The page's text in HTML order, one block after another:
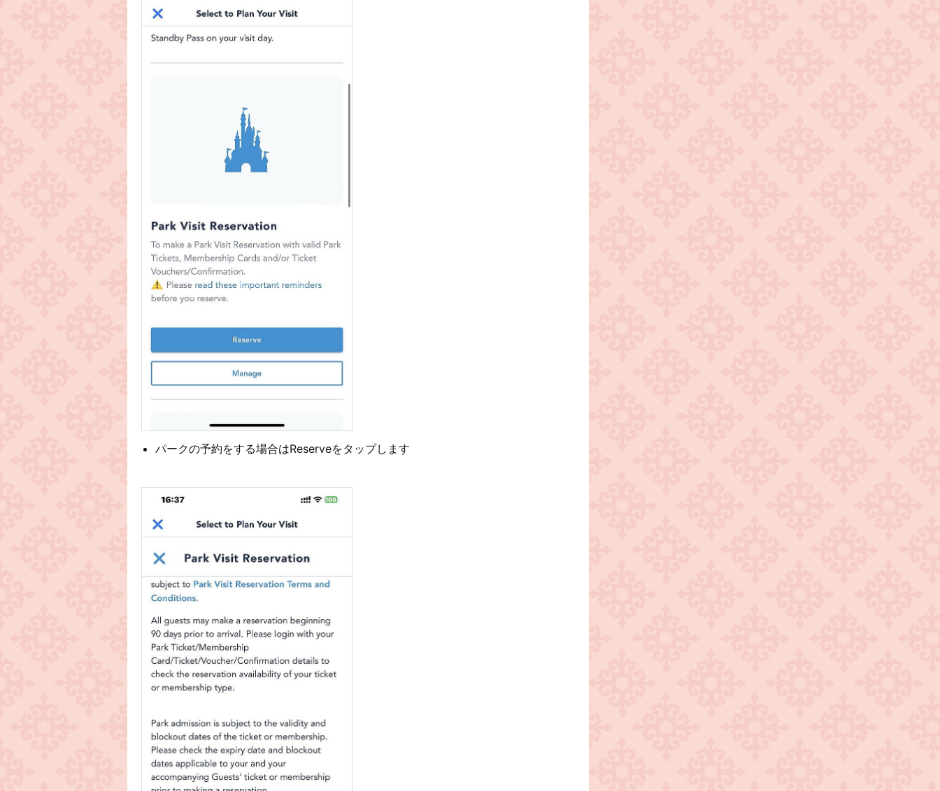
パークの予約をする場合はReserveをタップします